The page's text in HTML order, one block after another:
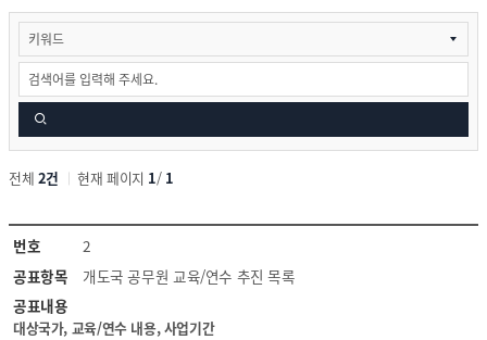
연구정보
건설품질·인/지정
국제기술협력
공공데이터개방
출연연 경영공시
색
전체 2건 현재 페이지 1/ 1
국
제
기
술
협
번호
2
공표항목
개도국 공무원 교육/연수 추진 목록
공표내용
대상국가, 교육/연수 내용, 사업기간